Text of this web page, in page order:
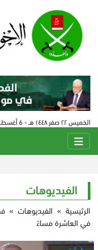
الخميس ٢٢ صفر ١٤٤٨ هـ - 6 أغسطس 2026 م - الساعة 10:34 م
الفيديوهات
الرئيسية » الفيديوهات »
في العاشرة مساءً